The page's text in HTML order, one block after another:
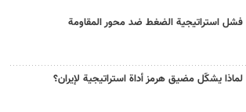
فشل استراتيجية الضغط ضد محور المقاومة
لماذا يشكّل مضيق هرمز أداة استراتيجية لإيران؟